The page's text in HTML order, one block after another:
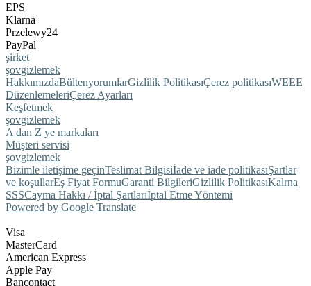
EPS
Klarna
Przelewy24
PayPal
şirket
şovgizlemek
HakkımızdaBültenyorumlarGizlilik PolitikasıÇerez politikasıWEEE
DüzenlemeleriÇerez Ayarları
Keşfetmek
şovgizlemek
A dan Z ye markaları
Müşteri servisi
şovgizlemek
Bizimle iletişime geçinTeslimat Bilgisiİade ve iade politikasıŞartlar
ve koşullarEş Fiyat FormuGaranti BilgileriGizlilik PolitikasıKalrna
SSSCayma Hakkı / İptal Şartlarıİptal Etme Yöntemi
Powered by Google Translate
Visa
MasterCard
American Express
Apple Pay
Bancontact